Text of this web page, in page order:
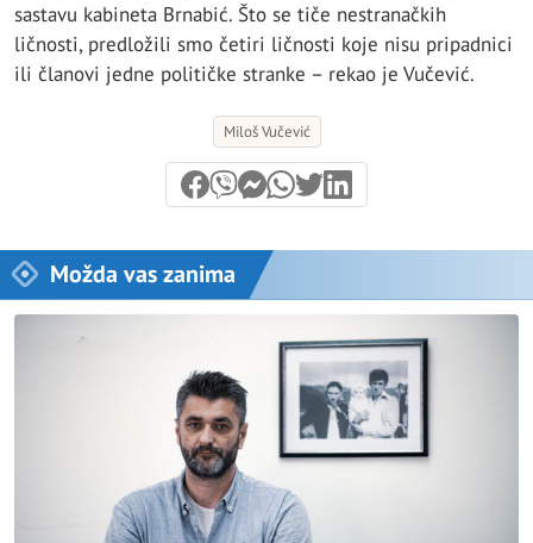
sastavu kabineta Brnabić. Što se tiče nestranačkih
ličnosti, predložili smo četiri ličnosti koje nisu pripadnici
ili članovi jedne političke stranke – rekao je Vučević.
Miloš Vučević
Možda vas zanima